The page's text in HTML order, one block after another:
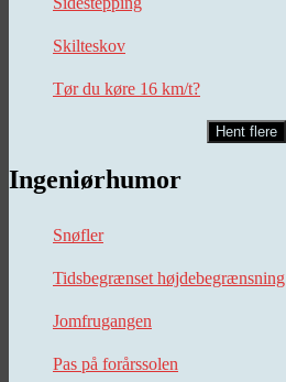
Skilteskov
Tør du køre 16 km/t?
Hent flere
Ingeniørhumor
Snøfler
Tidsbegrænset højdebegrænsning
Jomfrugangen
Pas på forårssolen